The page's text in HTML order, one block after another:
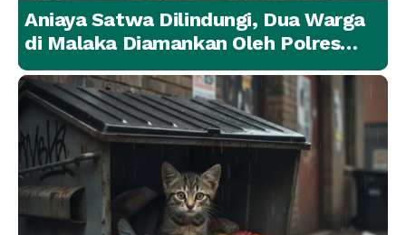
Aniaya Satwa Dilindungi, Dua Warga
di Malaka Diamankan Oleh Polres
Malaka